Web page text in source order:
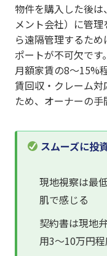
物件を購入した後
メント会社）に管
ら遠隔管理するた
ポートが不可欠で
月額家賃の8〜15%
賃回収・クレーム
ため、オーナーの手
スムーズに投
現地視察は最
肌で感じる
契約書は現地
用3〜10万円程